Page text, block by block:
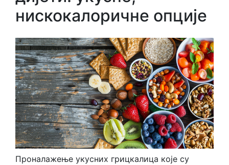
нискокалоричне опције
Проналажење укусних грицкалица које су